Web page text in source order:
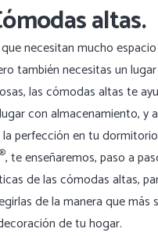
altas.
necesitan mucho
también necesitas un
las cómodas altas te
con almacenamiento, y
perfección en tu
®, te enseñaremos, paso a
de las cómodas altas,
de la manera que más
de tu hogar.